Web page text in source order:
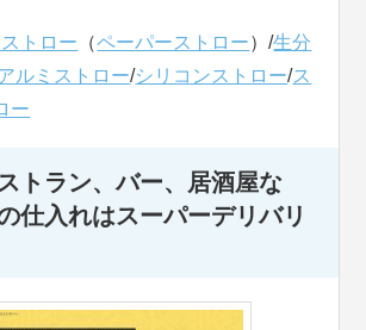
トロー （ペーパーストロー）/生分
ルミストロー/シリコンストロー/ス
ー
トラン、バー、居酒屋な
仕入れはスーパーデリバリ